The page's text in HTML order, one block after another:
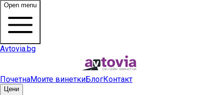
Open menu
Avtovia.bg
ПочетнаМоите винеткиБлогКонтакт
Цени